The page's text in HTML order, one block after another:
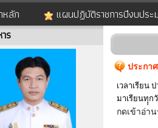
หลัก แผนปฏิบัติราชการปีงบปร
ร
ประกา
เวลาเรียน
มาเรียนทุุก
กดเข้าอ่า